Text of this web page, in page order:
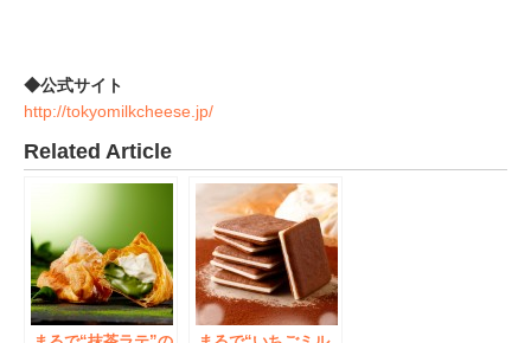
◆公式サイト
http://tokyomilkcheese.jp/
Related Article